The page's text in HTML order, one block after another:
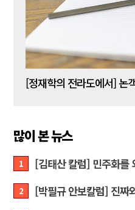
[정재학의 전라도에서] 논
많이 본 뉴스
1
2